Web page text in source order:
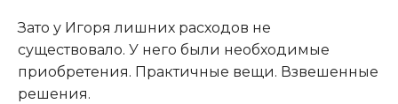
Зато у Игоря лишних расходов не
существовало. У него были необходимые
приобретения. Практичные вещи. Взвешенные
решения.